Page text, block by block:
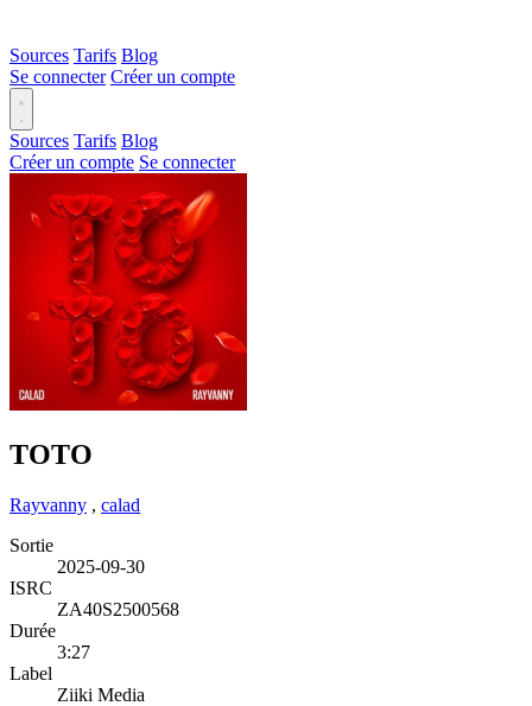
Sources Tarifs Blog
Se connecter Créer un compte
Sources Tarifs Blog
Créer un compte Se connecter
TOTO
Rayvanny , calad
Sortie
2025-09-30
ISRC
ZA40S2500568
Durée
3:27
Label
Ziiki Media